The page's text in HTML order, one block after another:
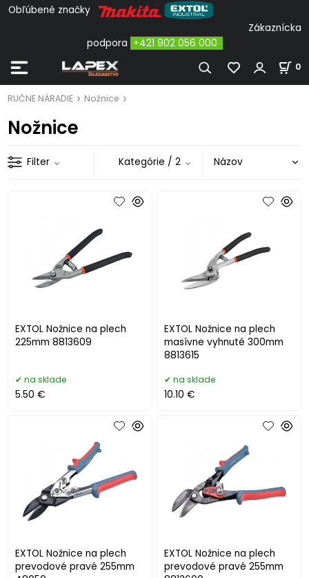
Obľúbené značky
Zákaznícka
podpora +421 902 056 000
0
RUČNE NÁRADIE Nožnice
Nožnice
Filter Kategórie / 2
EXTOL Nožnice na plech
225mm 8813609
na sklade
5.50 €
EXTOL Nožnice na plech
masívne vyhnuté 300mm
8813615
na sklade
10.10 €
EXTOL Nožnice na plech
prevodové pravé 255mm
EXTOL Nožnice na plech
prevodové pravé 255mm